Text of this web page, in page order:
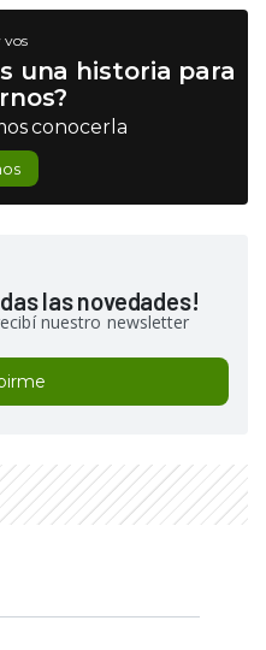
vos
una historia para
conocerla
las novedades!
nuestro newsletter